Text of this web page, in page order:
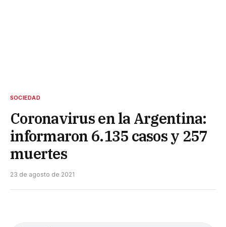
SOCIEDAD
Coronavirus en la Argentina:
informaron 6.135 casos y 257
muertes
23 de agosto de 2021